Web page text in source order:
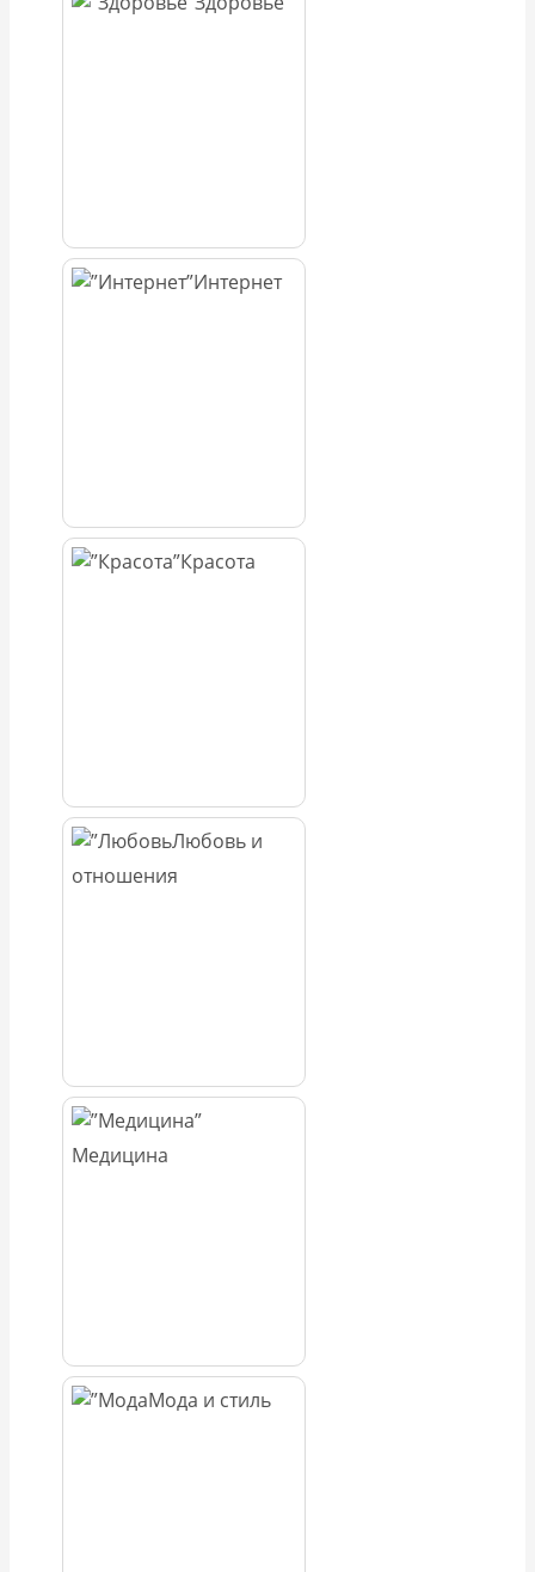
Интернет
Красота
Любовь и
отношения
Медицина
Мода и стиль